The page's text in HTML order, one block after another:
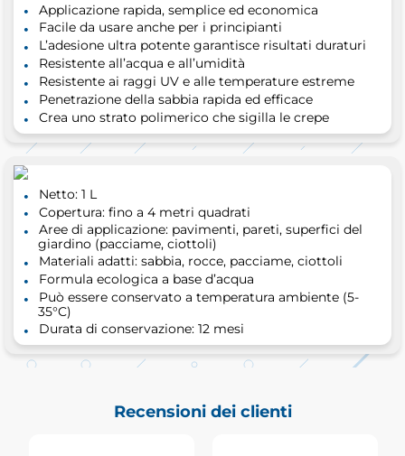
Applicazione rapida, semplice ed economica
Facile da usare anche per i principianti
L’adesione ultra potente garantisce risultati duraturi
Resistente all’acqua e all’umidità
Resistente ai raggi UV e alle temperature estreme
Penetrazione della sabbia rapida ed efficace
Crea uno strato polimerico che sigilla le crepe
Netto: 1 L
Copertura: fino a 4 metri quadrati
Aree di applicazione: pavimenti, pareti, superfici del
giardino (pacciame, ciottoli)
Materiali adatti: sabbia, rocce, pacciame, ciottoli
Formula ecologica a base d’acqua
Può essere conservato a temperatura ambiente (5-
35°C)
Durata di conservazione: 12 mesi
Recensioni dei clienti